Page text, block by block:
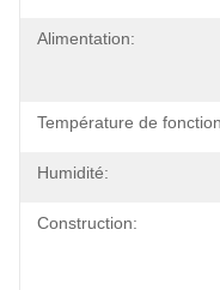
Alimentation:
Température de
Humidité:
Construction: